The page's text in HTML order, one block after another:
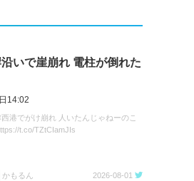
いで崖崩れ 電柱が倒れた
14:02
西港でがけ崩れ 人いたんじゃねーのこ
t.co/TZtCIamJIs
かもるん 2026-08-01